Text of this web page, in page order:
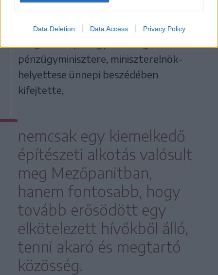
Data Deletion Data Access Privacy Policy
Háromezer templom újult
meg
pénzügyminisztere, miniszterelnök-
helyettese ünnepi beszédében
kifejtette,
nemcsak egy kiemelkedő
építészeti alkotás valósult
meg Mezőpanitban,
hanem fontosabb, hogy
tovább erősödött egy
elkötelezett hívőkből álló,
tenni akaró és megtartó
közösség.